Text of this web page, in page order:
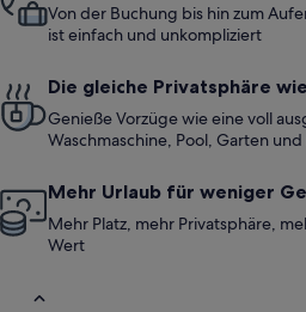
Von der Buchung bis hin zum
ist einfach und unkompliziert
Die gleiche Privatsphäre
Genieße Vorzüge wie eine voll
Waschmaschine, Pool, Garten
Mehr Urlaub für weniger
Mehr Platz, mehr Privatsphäre,
Wert